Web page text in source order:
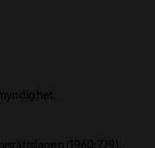
(1960:729).